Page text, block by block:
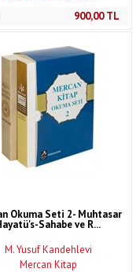
900,00TL
Okuma Seti 2- Muhtasar
Sahabe ve R...
M. Yusuf Kandehlevi
Mercan Kitap